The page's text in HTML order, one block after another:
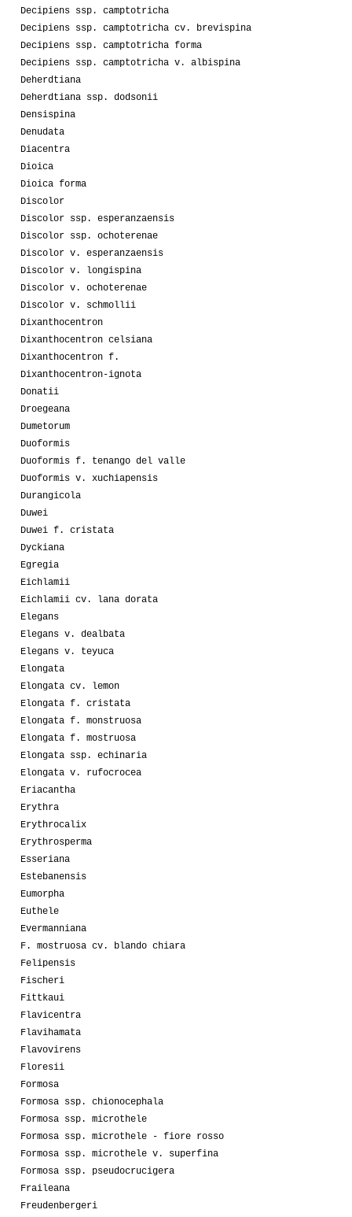
Decipiens ssp. camptotricha
Decipiens ssp. camptotricha cv. brevispina
Decipiens ssp. camptotricha forma
Decipiens ssp. camptotricha v. albispina
Deherdtiana
Deherdtiana ssp. dodsonii
Densispina
Denudata
Diacentra
Dioica
Dioica forma
Discolor
Discolor ssp. esperanzaensis
Discolor ssp. ochoterenae
Discolor v. esperanzaensis
Discolor v. longispina
Discolor v. ochoterenae
Discolor v. schmollii
Dixanthocentron
Dixanthocentron celsiana
Dixanthocentron f.
Dixanthocentron-ignota
Donatii
Droegeana
Dumetorum
Duoformis
Duoformis f. tenango del valle
Duoformis v. xuchiapensis
Durangicola
Duwei
Duwei f. cristata
Dyckiana
Egregia
Eichlamii
Eichlamii cv. lana dorata
Elegans
Elegans v. dealbata
Elegans v. teyuca
Elongata
Elongata cv. lemon
Elongata f. cristata
Elongata f. monstruosa
Elongata f. mostruosa
Elongata ssp. echinaria
Elongata v. rufocrocea
Eriacantha
Erythra
Erythrocalix
Erythrosperma
Esseriana
Estebanensis
Eumorpha
Euthele
Evermanniana
F. mostruosa cv. blando chiara
Felipensis
Fischeri
Fittkaui
Flavicentra
Flavihamata
Flavovirens
Floresii
Formosa
Formosa ssp. chionocephala
Formosa ssp. microthele
Formosa ssp. microthele - fiore rosso
Formosa ssp. microthele v. superfina
Formosa ssp. pseudocrucigera
Fraileana
Freudenbergeri